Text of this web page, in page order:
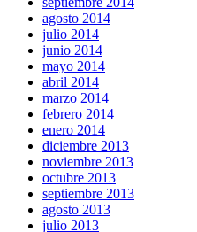
agosto 2014
julio 2014
junio 2014
mayo 2014
abril 2014
marzo 2014
febrero 2014
enero 2014
diciembre 2013
noviembre 2013
octubre 2013
septiembre 2013
agosto 2013
julio 2013